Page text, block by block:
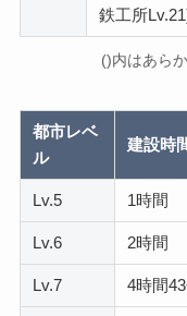
鉄工所
()内はあら
都市レベ
ル
建設時
Lv.5 1時間
Lv.6 2時間
Lv.7 4時間